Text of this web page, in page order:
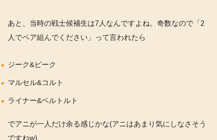
あと、当時の戦士候補生は7人なんですよね。奇数なので「2
人でペア組んでください」って言われたら
ジーク&ピーク
マルセル&コルト
ライナー&ベルトルト
でアニが一人だけ余る感じかな(アニはあまり気にしなさそう
ですねw)